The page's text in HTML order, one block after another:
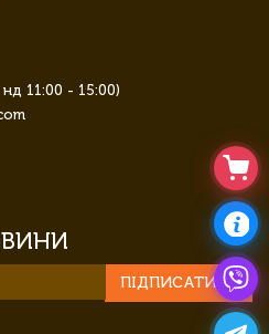
11:00 - 15:00)
ПІДПИСАТИСЯ